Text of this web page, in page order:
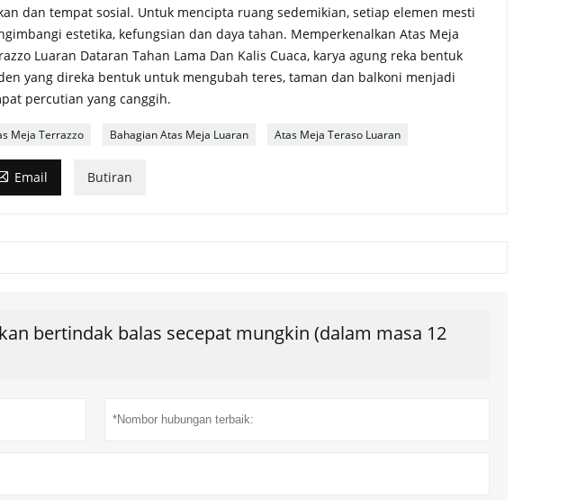
dan tempat sosial. Untuk mencipta ruang sedemikian, setiap elemen mesti
estetika, kefungsian dan daya tahan. Memperkenalkan Atas Meja
Luaran Dataran Tahan Lama Dan Kalis Cuaca, karya agung reka bentuk
yang direka bentuk untuk mengubah teres, taman dan balkoni menjadi
percutian yang canggih.
Meja Terrazzo Bahagian Atas Meja Luaran Atas Meja Teraso Luaran
Email Butiran
bertindak balas secepat mungkin (dalam masa 12